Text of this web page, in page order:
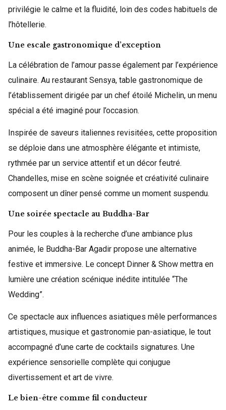
privilégie le calme et la fluidité, loin des codes habituels de
l’hôtellerie.
Une escale gastronomique d’exception
La célébration de l’amour passe également par l’expérience
culinaire. Au restaurant Sensya, table gastronomique de
l’établissement dirigée par un chef étoilé Michelin, un menu
spécial a été imaginé pour l’occasion.
Inspirée de saveurs italiennes revisitées, cette proposition
se déploie dans une atmosphère élégante et intimiste,
rythmée par un service attentif et un décor feutré.
Chandelles, mise en scène soignée et créativité culinaire
composent un dîner pensé comme un moment suspendu.
Une soirée spectacle au Buddha-Bar
Pour les couples à la recherche d’une ambiance plus
animée, le Buddha-Bar Agadir propose une alternative
festive et immersive. Le concept Dinner & Show mettra en
lumière une création scénique inédite intitulée “The
Wedding”.
Ce spectacle aux influences asiatiques mêle performances
artistiques, musique et gastronomie pan-asiatique, le tout
accompagné d’une carte de cocktails signatures. Une
expérience sensorielle complète qui conjugue
divertissement et art de vivre.
Le bien-être comme fil conducteur